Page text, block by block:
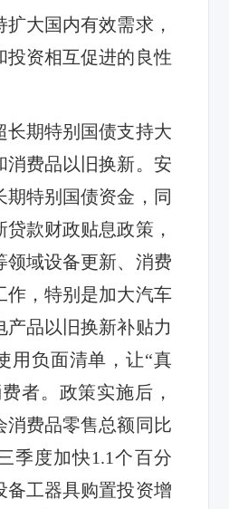
大国内有效需求，
投资相互促进的良性
期特别国债支持大
消费品以旧换新。安
期特别国债资金，同
款财政贴息政策，
领域设备更新、消费
作，特别是加大汽车
产品以旧换新补贴力
用负面清单，让“真
者。政策实施后，
消费品零售总额同比
季度加快1.1个百分
备工器具购置投资增